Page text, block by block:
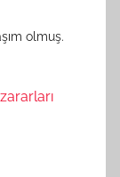
olmuş.